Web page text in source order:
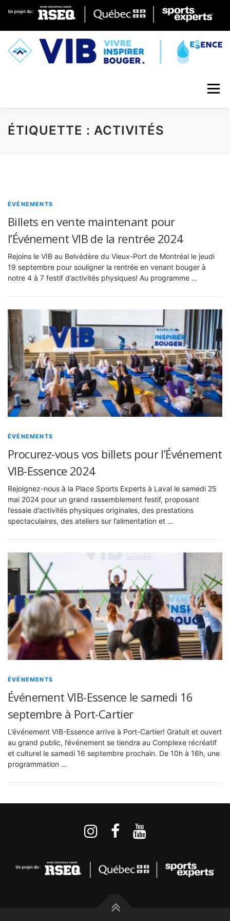
Skip to content
Menu
ÉTIQUETTE : ACTIVITÉS
ÉVÉNEMENTS
Billets en vente maintenant pour
l’Événement VIB de la rentrée 2024
Rejoins le VIB au Belvédère du Vieux-Port de Montréal le jeudi
19 septembre pour souligner la rentrée en venant bouger à
notre 4 à 7 festif d’activités physiques! Au programme …
ÉVÉNEMENTS
Procurez-vous vos billets pour l’Événement
VIB-Essence 2024
Rejoignez-nous à la Place Sports Experts à Laval le samedi 25
mai 2024 pour un grand rassemblement festif, proposant
l’essaie d’activités physiques originales, des prestations
spectaculaires, des ateliers sur l’alimentation et …
ÉVÉNEMENTS
Événement VIB-Essence le samedi 16
septembre à Port-Cartier
L’événement VIB-Essence arrive à Port-Cartier! Gratuit et ouvert
au grand public, l’événement se tiendra au Complexe récréatif
et culturel le samedi 16 septembre prochain. De 10h à 16h, une
programmation …